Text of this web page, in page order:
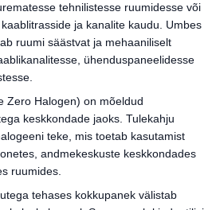
tehnilistesse ruumidesse või
ja kanalite kaudu. Umbes
ruumi säästvat ja mehaaniliselt
ühenduspaneelidesse
Zero Halogen) on mõeldud
keskkondade jaoks. Tulekahju
teke, mis toetab kasutamist
andmekeskuste keskkondades
ruumides.
tehases kokkupanek välistab